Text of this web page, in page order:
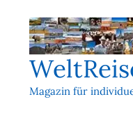
springen
Magazin für